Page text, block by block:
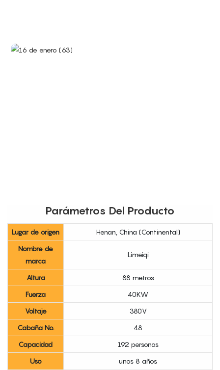
Parámetros Del Producto
Lugar de origen
Henan, China (Continental)
Nombre de
marca
Limeiqi
Altura
88 metros
Fuerza
40KW
Voltaje
380V
Cabaña No.
48
Capacidad
192 personas
Uso
unos 8 años